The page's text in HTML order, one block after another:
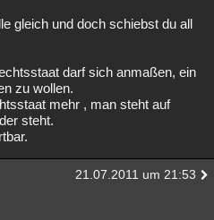
gleich und doch schiebst du all
darf sich anmaßen, ein
zu wollen.
mehr , man steht auf
steht.
21.07.2011 um 21:53